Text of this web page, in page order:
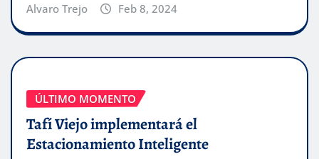
Alvaro Trejo Feb 8, 2024
ÚLTIMO MOMENTO
Tafí Viejo implementará el
Estacionamiento Inteligente